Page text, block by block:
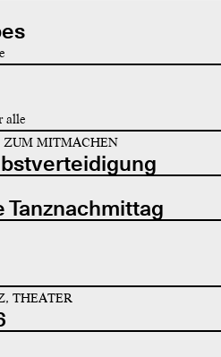
alle
ZUM MITMACHEN
Tanznachmittag
THEATER